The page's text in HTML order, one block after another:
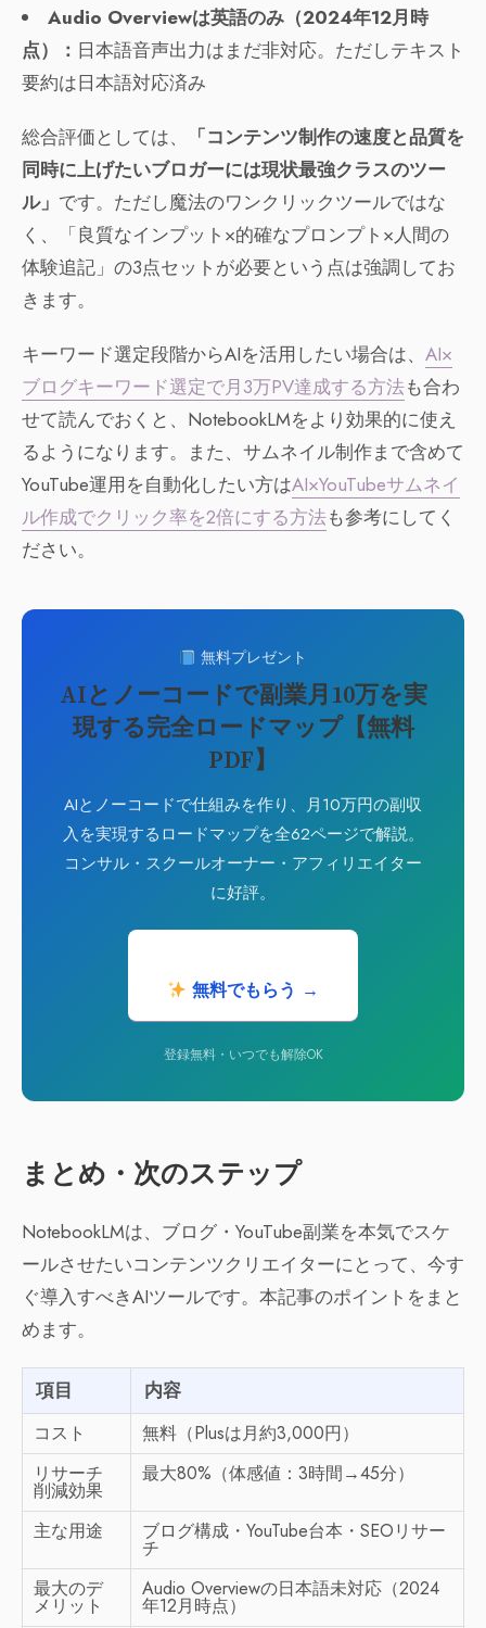
Audio Overviewは英語のみ（2024年12月時
点）： 日本語音声出力はまだ非対応。ただしテキスト
要約は日本語対応済み
総合評価としては、
「コンテンツ制作の速度と品質を
同時に上げたいブロガーには現状最強クラスのツー
ル」 です。ただし魔法のワンクリックツールではな
く、「良質なインプット×的確なプロンプト×人間の
体験追記」の3点セットが必要という点は強調してお
きます。
キーワード選定段階からAIを活用したい場合は、 AI×
ブログキーワード選定で月3万PV達成する方法も合わ
せて読んでおくと、NotebookLMをより効果的に使え
るようになります。また、サムネイル制作まで含めて
YouTube運用を自動化したい方はAI×YouTubeサムネイ
ル作成でクリック率を2倍にする方法も参考にしてく
ださい。
無料プレゼント
AIとノーコードで副業月10万を実
現する完全ロードマップ【無料
PDF】
AIとノーコードで仕組みを作り、月10万円の副収
入を実現するロードマップを全62ページで解説。
コンサル・スクールオーナー・アフィリエイター
に好評。
無料でもらう →
登録無料・いつでも解除OK
まとめ・次のステップ
NotebookLMは、ブログ・YouTube副業を本気でスケ
ールさせたいコンテンツクリエイターにとって、今す
ぐ導入すべきAIツールです。本記事のポイントをまと
めます。
項目 内容
コスト
無料（Plusは月約3,000円）
リサーチ
削減効果
最大80%（体感値：3時間→45分）
主な用途 ブログ構成・YouTube台本・SEOリサー
チ
最大のデ
メリット
Audio Overviewの日本語未対応（2024
年12月時点）